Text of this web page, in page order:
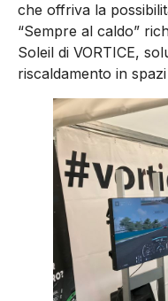
che offriva la
“Sempre al caldo”
Soleil di VORTICE,
riscaldamento in